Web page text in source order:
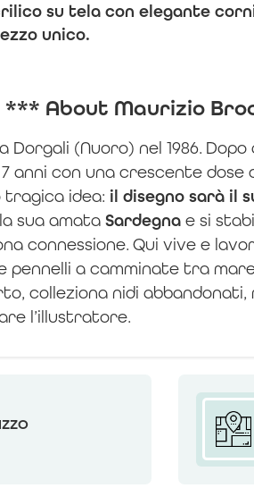
su tela con elegante
unico.
*** About Maurizio
(Nuoro) nel 1986. Dopo
anni con una crescente
tragica idea: il disegno sarà il
sua amata Sardegna e si
connessione. Qui vive e
pennelli a camminate tra
colleziona nidi
l’illustratore.